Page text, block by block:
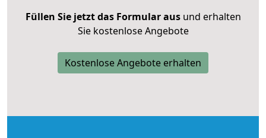
Füllen Sie jetzt das Formular ausund erhalten
Sie kostenlose Angebote
Kostenlose Angebote erhalten